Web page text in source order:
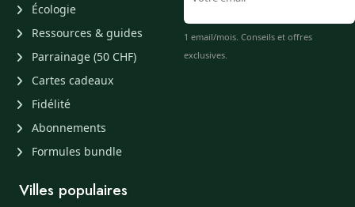
Écologie
Ressources & guides
Parrainage (50 CHF)
Cartes cadeaux
Fidélité
Abonnements
Formules bundle
1 email/mois. Conseils et offres
exclusives.
Villes populaires